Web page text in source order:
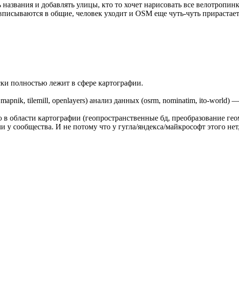
и добавлять улицы, кто то хочет нарисовать все
в общие, человек уходит и OSM еще чуть-чуть
полностью лежит в сфере картографии.
tilemill, openlayers) анализ данных (osrm, nominatim, ito-world)
картографии (геопространственные бд, преобразование
сообщества. И не потому что у гугла/яндекса/майкрософт этого